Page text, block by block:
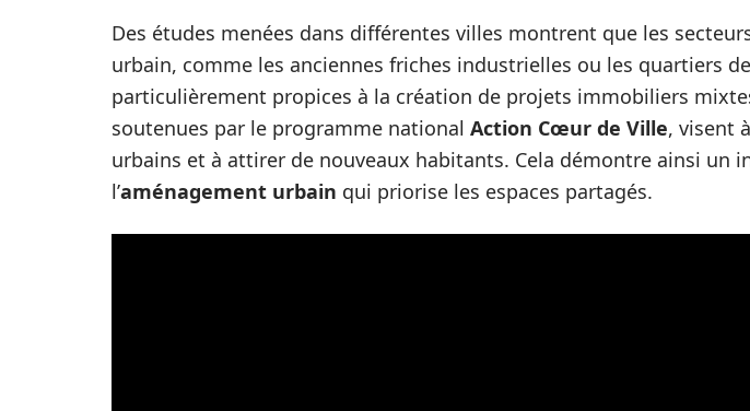
Des études menées dans différentes villes montrent que les
urbain, comme les anciennes friches industrielles ou les quartiers
particulièrement propices à la création de projets immobiliers
soutenues par le programme national Action Cœur de Ville, visent
urbains et à attirer de nouveaux habitants. Cela démontre ainsi un
l’aménagement urbain qui priorise les espaces partagés.